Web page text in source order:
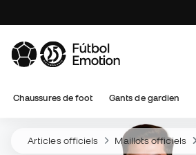
Chaussures de foot Gants de gardien
Articles officiels Maillots officiels